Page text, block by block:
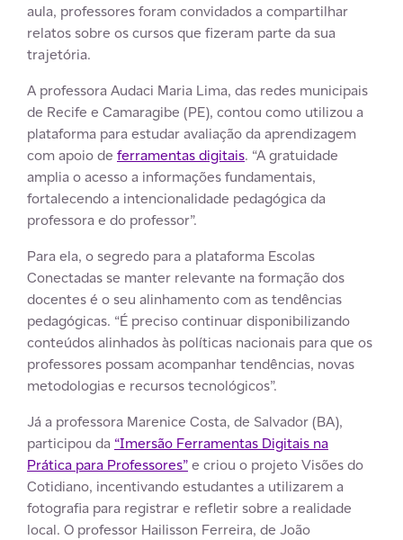
aula, professores foram convidados a compartilhar
relatos sobre os cursos que fizeram parte da sua
trajetória.
A professora Audaci Maria Lima, das redes municipais
de Recife e Camaragibe (PE), contou como utilizou a
plataforma para estudar avaliação da aprendizagem
com apoio de ferramentas digitais. “A gratuidade
amplia o acesso a informações fundamentais,
fortalecendo a intencionalidade pedagógica da
professora e do professor”.
Para ela, o segredo para a plataforma Escolas
Conectadas se manter relevante na formação dos
docentes é o seu alinhamento com as tendências
pedagógicas. “É preciso continuar disponibilizando
conteúdos alinhados às políticas nacionais para que os
professores possam acompanhar tendências, novas
metodologias e recursos tecnológicos”.
Já a professora Marenice Costa, de Salvador (BA),
participou da “Imersão Ferramentas Digitais na
Prática para Professores”e criou o projeto Visões do
Cotidiano, incentivando estudantes a utilizarem a
fotografia para registrar e refletir sobre a realidade
local. O professor Hailisson Ferreira, de João